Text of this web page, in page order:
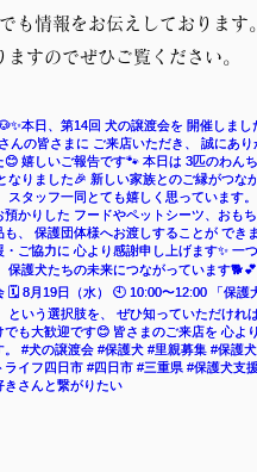
も情報をお伝えしております
すのでぜひご覧ください。